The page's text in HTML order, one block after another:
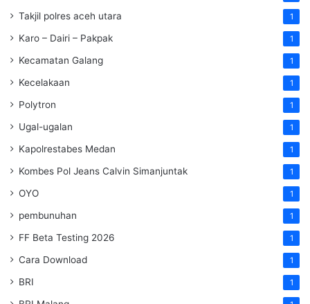
Takjil polres aceh utara 1
Karo – Dairi – Pakpak 1
Kecamatan Galang 1
Kecelakaan 1
Polytron 1
Ugal-ugalan 1
Kapolrestabes Medan 1
Kombes Pol Jeans Calvin Simanjuntak 1
OYO 1
pembunuhan 1
FF Beta Testing 2026 1
Cara Download 1
BRI 1